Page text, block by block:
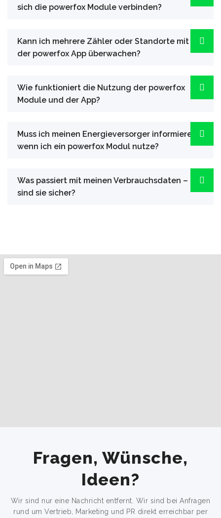
sich die powerfox Module verbinden?
Kann ich mehrere Zähler oder Standorte mit
der powerfox App überwachen?
Wie funktioniert die Nutzung der powerfox
Module und der App?
Muss ich meinen Energieversorger informieren,
wenn ich ein powerfox Modul nutze?
Was passiert mit meinen Verbrauchsdaten –
sind sie sicher?
Fragen, Wünsche,
Ideen?
Wir sind nur eine Nachricht entfernt. Wir sind bei Anfragen
rund um Vertrieb, Marketing und PR direkt erreichbar per